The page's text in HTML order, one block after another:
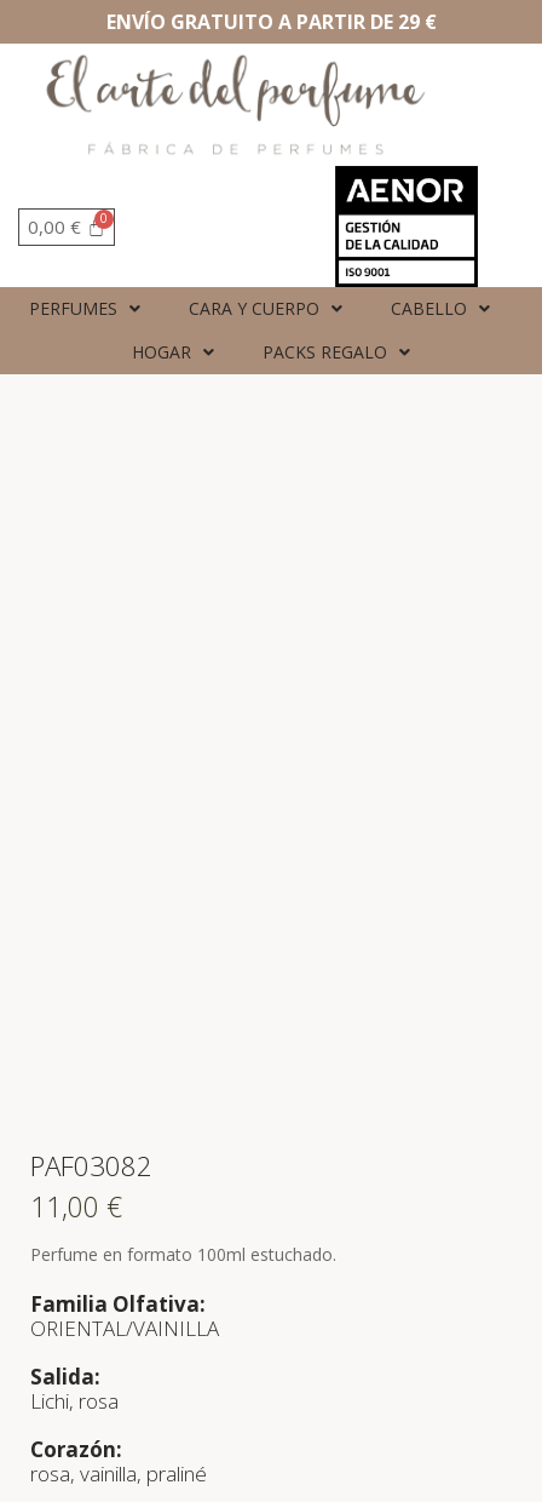
ENVÍO GRATUITO A PARTIR DE 29 €
0,00 €
PERFUMES CARA Y CUERPO
CABELLO
HOGAR
PACKS REGALO
PAF03082
11,00 €
Perfume en formato 100ml estuchado.
Familia Olfativa:
ORIENTAL/VAINILLA
Salida:
Lichi, rosa
Corazón:
rosa, vainilla, praliné